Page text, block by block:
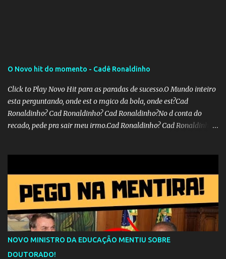
O Novo hit do momento - Cadê Ronaldinho
Click to Play Novo Hit para as paradas de sucesso.O Mundo inteiro
esta perguntando, onde est o mgico da bola, onde est?Cad
Ronaldinho? Cad Ronaldinho? Cad Ronaldinho?No d conta do
recado, pede pra sair meu irmo.Cad Ronaldinho? Cad Ronaldinho?
NOVO MINISTRO DA EDUCAÇÃO MENTIU SOBRE
DOUTORADO!